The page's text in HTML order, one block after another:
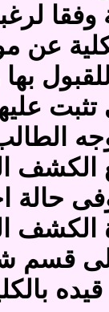
وفقا
عن
الكشف
حالة
الكشف
إلى قسم